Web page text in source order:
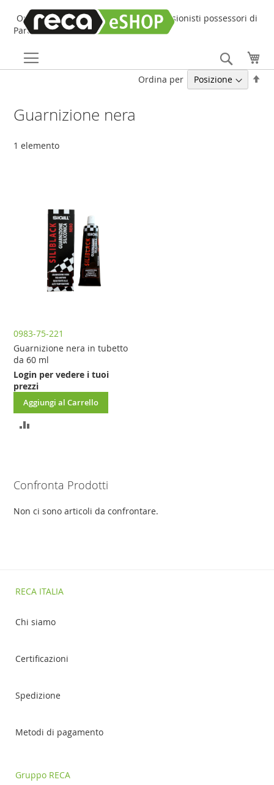
Online Shop online dedicato ai professionisti possessori di
Partita IVA!
Search
Guarnizione nera
1 elemento
Ordina per
0983-75-221
Guarnizione nera in tubetto
da 60 ml
Login per vedere i tuoi
prezzi
Aggiungi al Carrello
AGGIUNGI
Confronta Prodotti
Non ci sono articoli da confrontare.
RECA ITALIA
Chi siamo
Certificazioni
Spedizione
Metodi di pagamento
Gruppo RECA